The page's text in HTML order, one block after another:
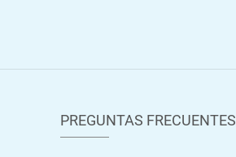
PREGUNTAS FRECUENTES